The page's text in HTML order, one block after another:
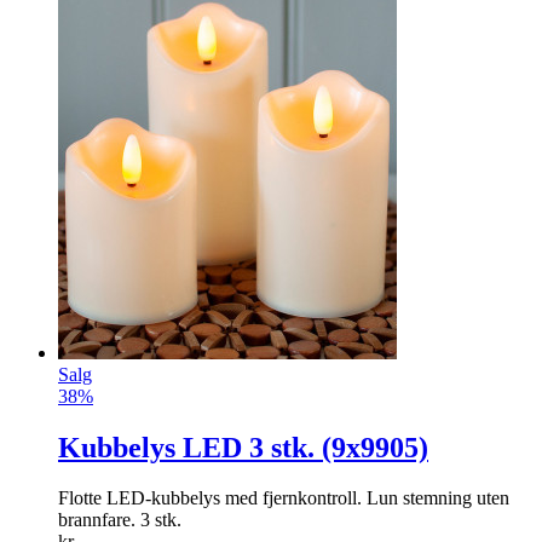
Salg
38%
Kubbelys LED 3 stk. (9x9905)
Flotte LED-kubbelys med fjernkontroll. Lun stemning uten
brannfare. 3 stk.